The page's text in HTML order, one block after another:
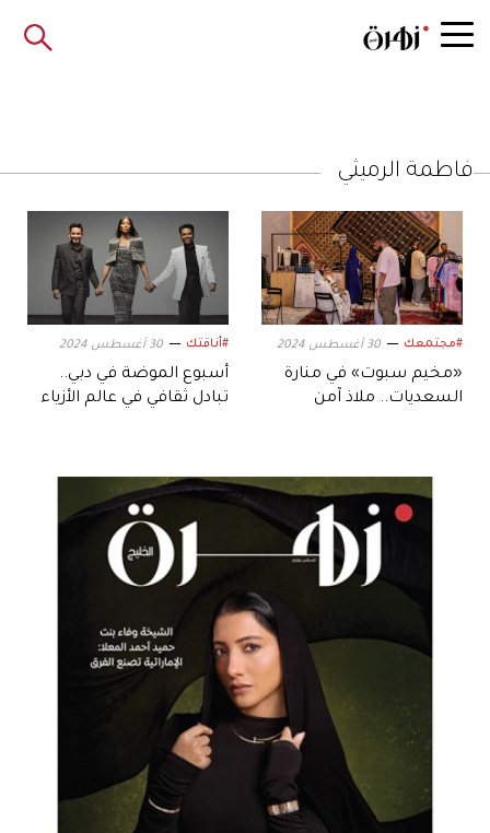
فاطمة الرميثي
#مجتمعك 30 أغسطس 2024
«مخيم سبوت» في منارة
السعديات.. ملاذ آمن
#أناقتك 30 أغسطس 2024
أسبوع الموضة في دبي..
تبادل ثقافي في عالم الأزياء